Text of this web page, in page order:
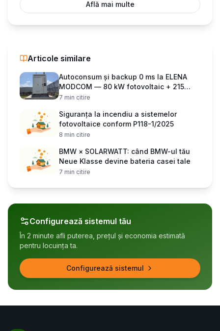
Află mai multe
Articole similare
Autoconsum și backup 0 ms la ELENA
MODCOM — 80 kW fotovoltaic + 215
kWh stocare
7 min citire
Siguranța la incendiu a sistemelor
fotovoltaice conform P118-1/2025
8 min citire
BMW × SOLARWATT: când BMW-ul tău
Neue Klasse devine bateria casei tale
7 min citire
Configurează sistemul tău
În 2 minute afli puterea, prețul și economia estimată
pentru locuința ta.
Configurează sistemul